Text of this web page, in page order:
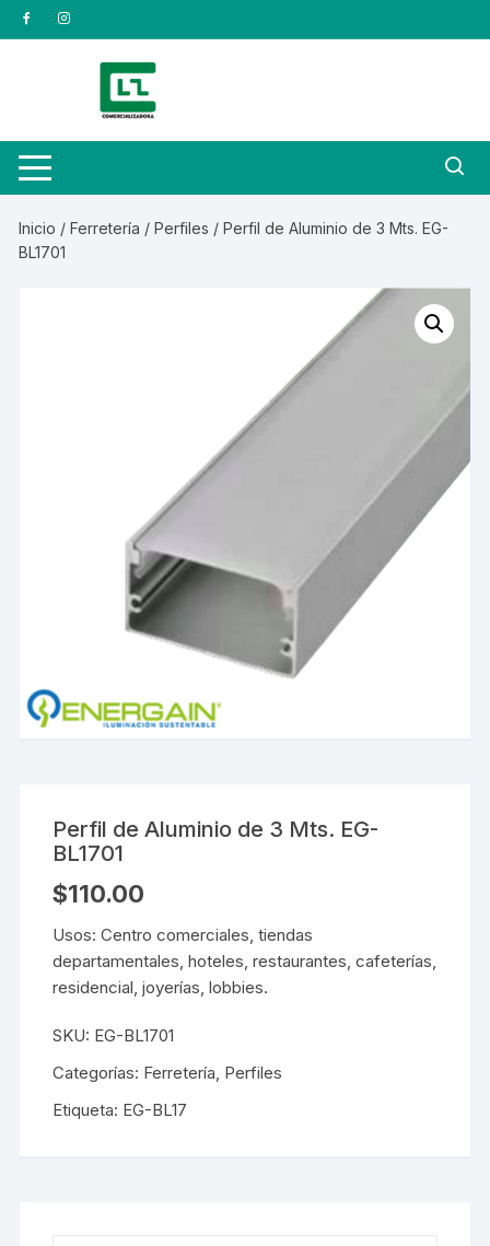
Saltar
al
Inicio /Ferretería /Perfiles / Perfil de Aluminio de 3 Mts. EG-
BL1701
Perfil de Aluminio de 3 Mts. EG-
BL1701
$110.00
Usos: Centro comerciales, tiendas
departamentales, hoteles, restaurantes, cafeterías,
residencial, joyerías, lobbies.
SKU: EG-BL1701
Categorías: Ferretería Perfiles
Etiqueta: EG-BL17